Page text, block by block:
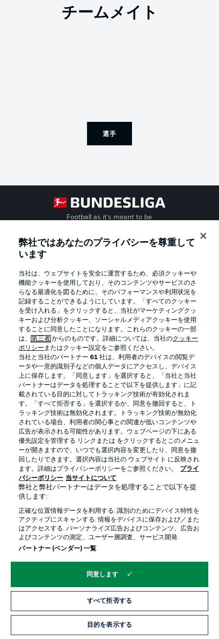
チームメイト
選手
Football as it's meant to be
Official Partners
プライバシー・ポリシー 優先設定を管理する
利用条件 放送局
求人 選手
当サイトについて
© 2026 Bundesliga-Gruppe GmbH
言語をお選びください
Display Mode
弊社ではあなたのプライバシーを尊重して
います
当社は、ウェブサイトを安全に運営するため、必須クッキーや
機能クッキーを使用しており、そのコンテンツやサービスのさ
らなる最適化を図るために、そのパフォーマンスや利用状況を
記録することができるようにしています。「すべてのクッキー
を受け入れる」をクリックすると、当社がマーケティングクッ
キーおよび分析クッキー、ソーシャルメディアクッキーを使用
することに同意したことになります。これらのクッキーの一部
は、第三者 からのものです。詳細については、当社のクッキー
ポリシー またはクッキー設定をご参照ください。
当社と当社のパートナー61 社は、利用者のデバイスの閲覧デ
ータや一意的識別子などの個人データにアクセスし、デバイス
上に保存します。「同意します」を選択すると、「当社と当社
パートナーはデータを処理することで以下を提供します」に記
載されている目的に対してトラッキング技術が有効化されま
す。「すべて拒否する」を選択するか、同意を撤回すると、ト
ラッキング技術は無効化されます。トラッキング技術が無効化
されている場合、利用者の関心事との関連が低いコンテンツや
広告が表示される可能性があります。ウェブページの下にある
優先設定を管理する リンクまたは をクリックするとこのメニュ
ーが開きますので、いつでも選択内容を変更したり、同意を撤
回したりできます。選択内容は当社の ウェブサイト に反映され
ます。詳細はプライバシーポリシーをご参照ください。
プライ
バシーポリシー 当サイトについて
弊社と弊社パートナーはデータを処理することで以下を提
供します:
正確な位置情報データを利用する. 識別のためにデバイス特性を
アクティブにスキャンする. 情報をデバイスに保存および／また
はアクセスする. パーソナライズ広告およびコンテンツ、広告お
よびコンテンツの測定、ユーザー層調査、サービス開発.
パートナー (ベンダー) 一覧
同意します
すべて拒否する
目的を表示する